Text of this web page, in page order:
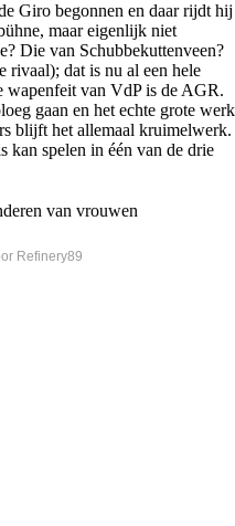
Giro begonnen en daar rijdt hij
maar eigenlijk niet
Die van Schubbekuttenveen?
dat is nu al een hele
wapenfeit van VdP is de AGR.
gaan en het echte grote werk
blijft het allemaal kruimelwerk.
kan spelen in één van de drie
van vrouwen
Refinery89